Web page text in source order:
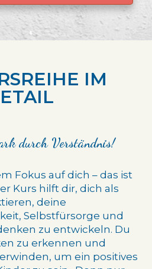
IM
durch Verständnis!
Fokus auf dich – das ist
Kurs hilft dir, dich als
deine
Selbstfürsorge und
zu entwickeln. Du
zu erkennen und
um ein positives